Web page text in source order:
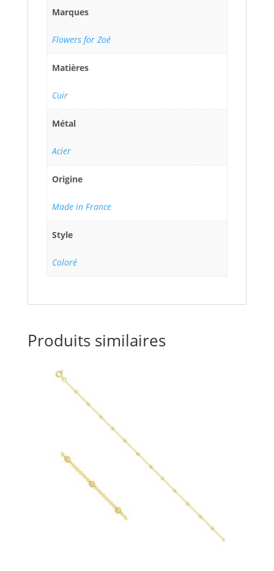
Marques
Flowers for Zoé
Matières
Cuir
Métal
Acier
Origine
Made in France
Style
Coloré
Produits similaires